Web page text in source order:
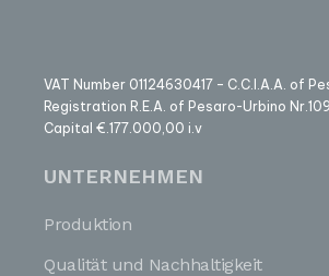
VAT Number 01124630417 – C.C.I.A.A. of
Registration R.E.A. of Pesaro-Urbino
Capital €.177.000,00 i.v
UNTERNEHMEN
Produktion
Qualität und Nachhaltigkeit